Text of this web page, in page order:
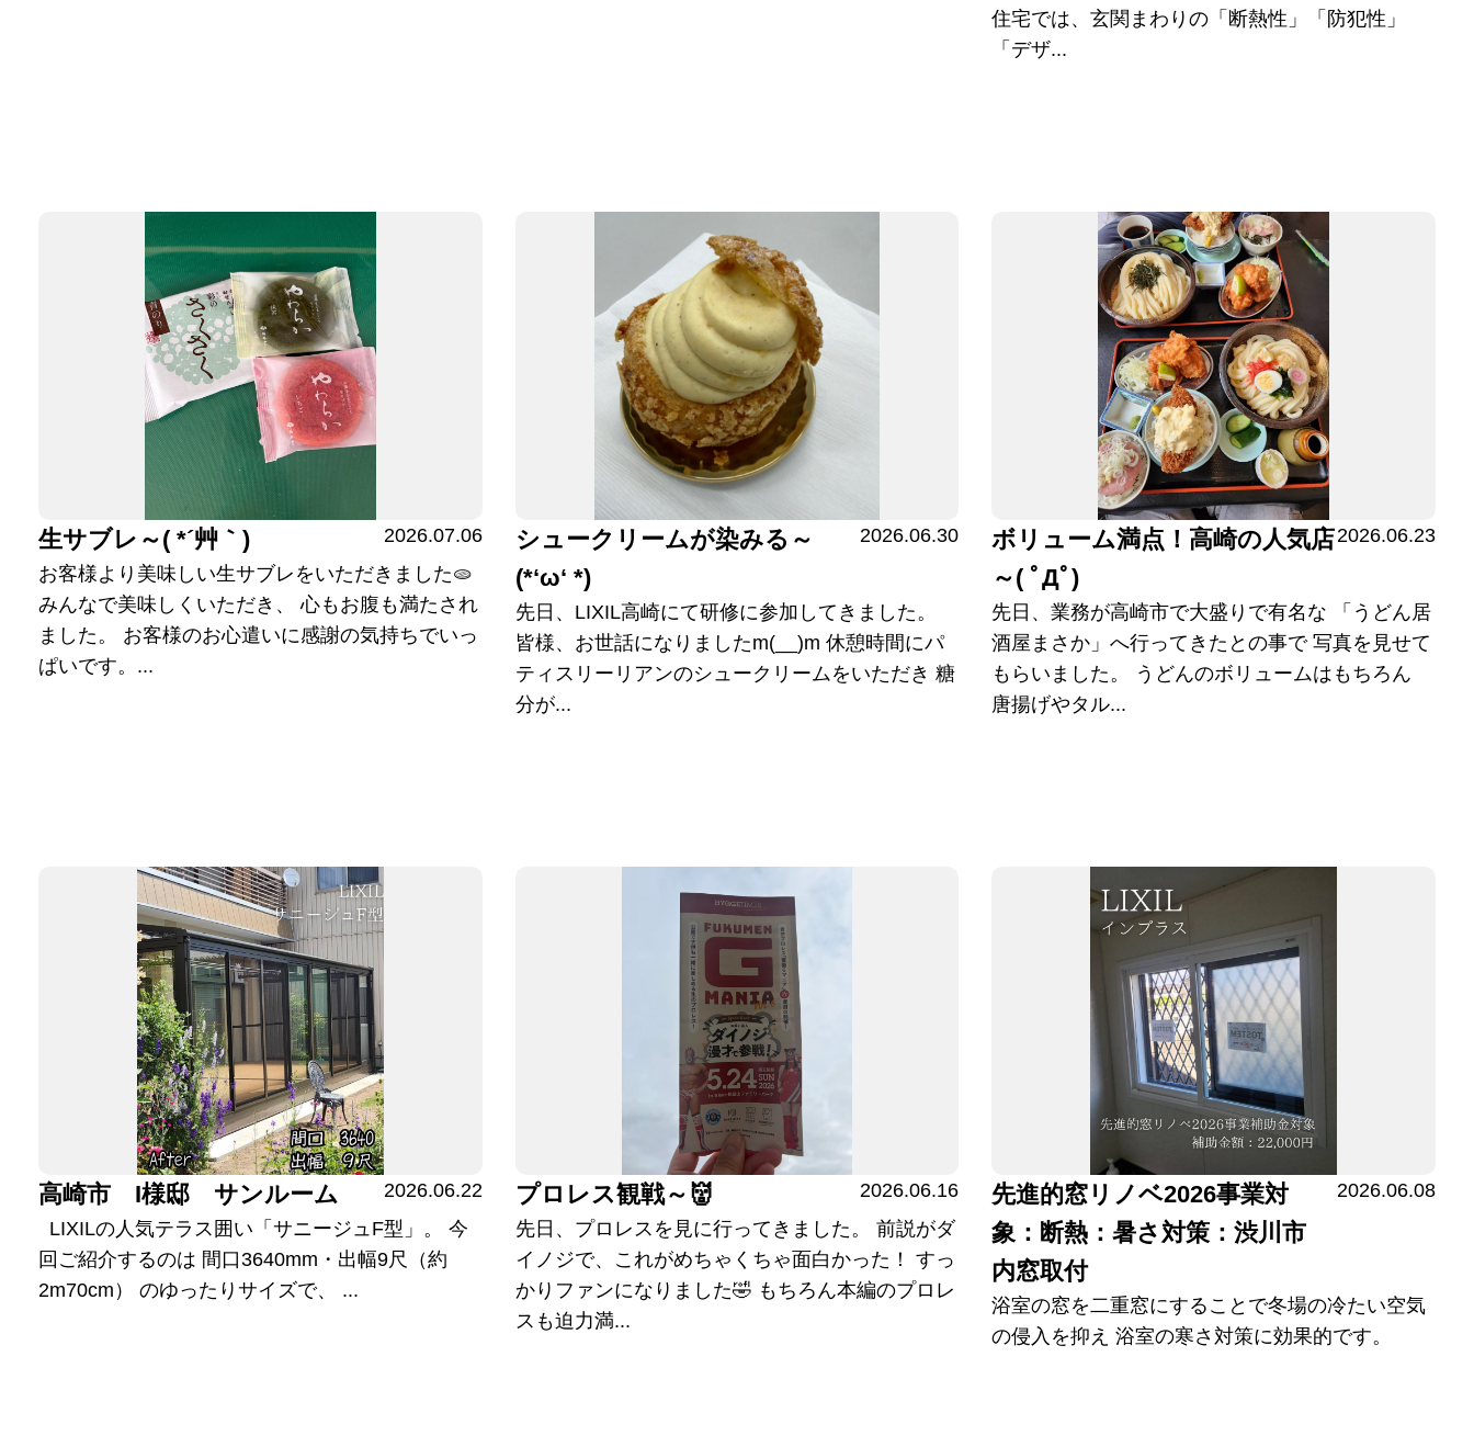
住宅では、玄関まわりの「断熱性」「防犯性」
「デザ...
生サブレ～( *´艸｀)
2026.07.06
お客様より美味しい生サブレをいただきました🫓
みんなで美味しくいただき、 心もお腹も満たされ
ました。 お客様のお心遣いに感謝の気持ちでいっ
ぱいです。...
シュークリームが染みる～
(*‘ω‘ *)
2026.06.30
先日、LIXIL高崎にて研修に参加してきました。
皆様、お世話になりましたm(__)m 休憩時間にパ
ティスリーリアンのシュークリームをいただき 糖
分が...
ボリューム満点！高崎の人気店
～( ﾟДﾟ)
2026.06.23
先日、業務が高崎市で大盛りで有名な 「うどん居
酒屋まさか」へ行ってきたとの事で 写真を見せて
もらいました。 うどんのボリュームはもちろん
唐揚げやタル...
高崎市 I様邸 サンルーム
2026.06.22
LIXILの人気テラス囲い「サニージュF型」。 今
回ご紹介するのは 間口3640mm・出幅9尺（約
2m70cm） のゆったりサイズで、 ...
プロレス観戦～👹
2026.06.16
先日、プロレスを見に行ってきました。 前説がダ
イノジで、これがめちゃくちゃ面白かった！ すっ
かりファンになりました🤣 もちろん本編のプロレ
スも迫力満...
先進的窓リノベ2026事業対
象：断熱：暑さ対策：渋川市
内窓取付
2026.06.08
浴室の窓を二重窓にすることで冬場の冷たい空気
の侵入を抑え 浴室の寒さ対策に効果的です。